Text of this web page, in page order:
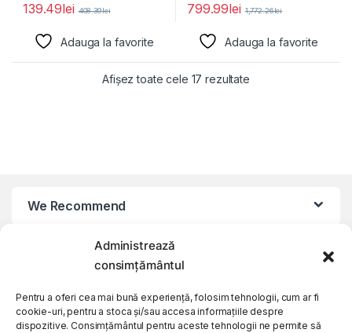
Administrează
consimțământul
Pentru a oferi cea mai bună experiență, folosim tehnologii, cum ar fi
cookie-uri, pentru a stoca și/sau accesa informațiile despre
dispozitive. Consimțământul pentru aceste tehnologii ne permite să
139.49lei 408.39lei
Adauga la favorite
799.99lei 1,772.26lei
Adauga la favorite
Afișez toate cele 17 rezultate
We Recommend
My Account
Customer Care